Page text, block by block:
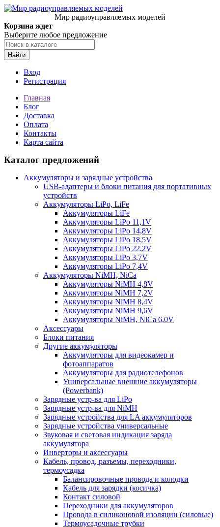
Мир радиоуправляемых моделей
Корзина ждет
Выберите любое предложение
Найти
Вход
Регистрация
Главная
Блог
Доставка
Оплата
Контакты
Карта сайта
Каталог предложений
Аккумуляторы и зарядные устройства
USB-адаптеры и блоки питания для портативных
устройств
Аккумуляторы LiPo, LiFe
Аккумуляторы LiFe
Аккумуляторы LiPo 11,1V
Аккумуляторы LiPo 14,8V
Аккумуляторы LiPo 18,5V
Аккумуляторы LiPo 22,2V
Аккумуляторы LiPo 3,7V
Аккумуляторы LiPo 7,4V
Аккумуляторы NiMH, NiCa
Аккумуляторы NiMH 4,8V
Аккумуляторы NiMH 7,2V
Аккумуляторы NiMH 8,4V
Аккумуляторы NiMH 9,6V
Аккумуляторы NiMH, NiCa 6,0V
Аксессуары
Блоки питания
Другие аккумуляторы
Аккумуляторы для видеокамер и
фотоаппаратов
Аккумуляторы для радиотелефонов
Универсальные внешние аккумуляторы
(Powerbank)
Зарядные устр-ва для LiPo
Зарядные устр-ва для NiMH
Зарядные устройства для LA аккумуляторов
Зарядные устройства универсальные
Звуковая и световая индикация заряда
аккумулятора
Инверторы и аксессуары
Кабель, провод, разъемы, переходники,
термоусадка
Балансировочные провода и колодки
Кабель для зарядки (косичка)
Контакт силовой
Переходники для аккумуляторов
Провода в силиконовой изоляции (силовые)
Термоусадочные трубки